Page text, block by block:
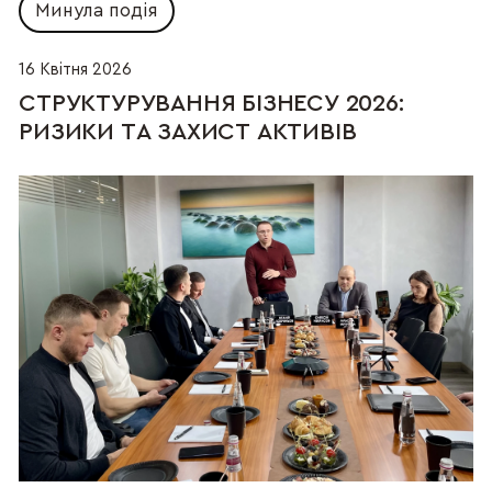
Минула подія
16 Квітня 2026
СТРУКТУРУВАННЯ БІЗНЕСУ 2026:
РИЗИКИ ТА ЗАХИСТ АКТИВІВ